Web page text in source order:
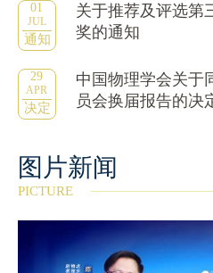
01
JUL
通知
关于推荐及评选第
奖的通知
29
APR
决定
中国物理学会关于
员会换届报告的决
图片新闻
PICTURE